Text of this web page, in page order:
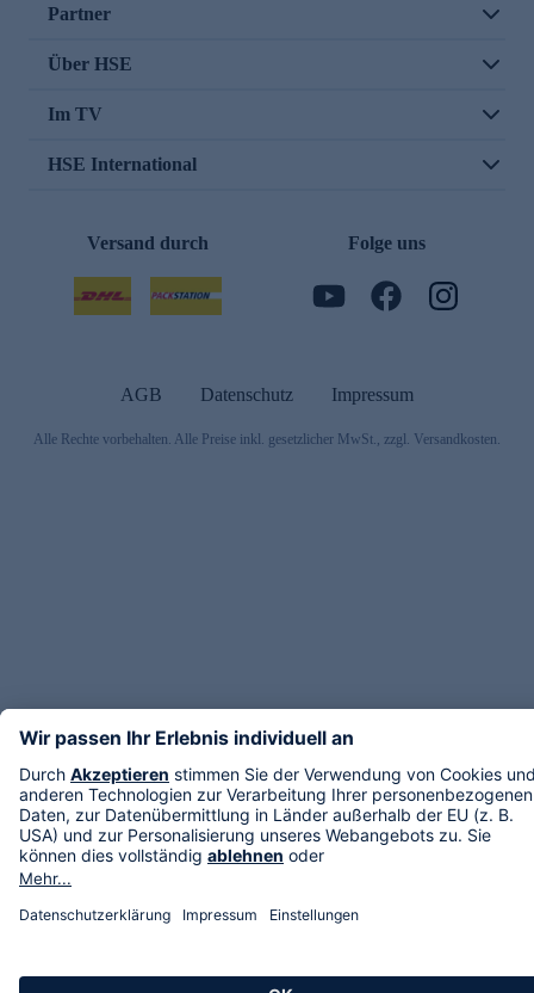
Partner
Über HSE
Im TV
HSE International
Versand durch Folge uns
AGB Datenschutz Impressum
Alle Rechte vorbehalten. Alle Preise inkl. gesetzlicher MwSt., zzgl. Versandkosten.